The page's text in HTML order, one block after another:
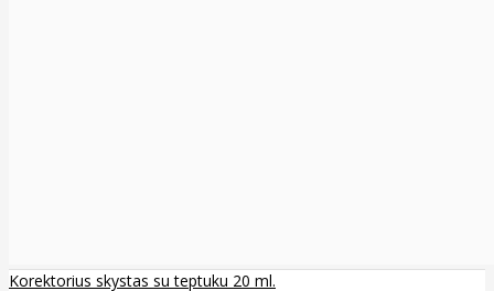
Korektorius skystas su teptuku 20 ml.